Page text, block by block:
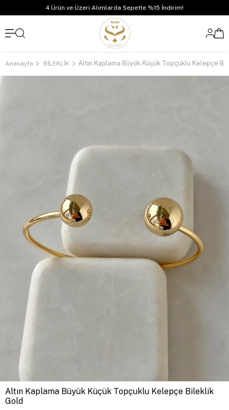
4 Ürün ve Üzeri Alımlarda Sepette %15 İndirim!
Anasayfa BİLEKLİK
Altın Kaplama Büyük Küçük Topçuklu Kelepçe Bileklik
Gold